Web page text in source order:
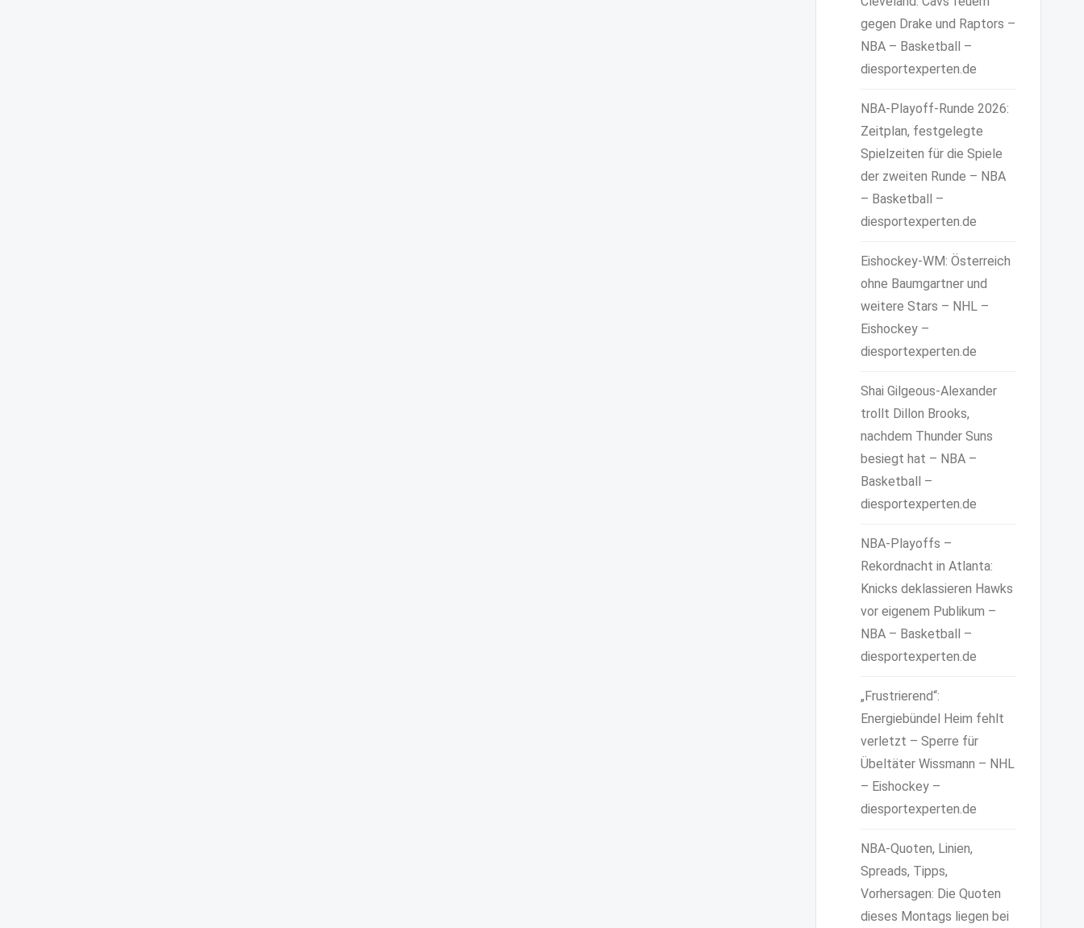
gegen Drake und Raptors –
NBA – Basketball –
diesportexperten.de
NBA-Playoff-Runde 2026:
Zeitplan, festgelegte
Spielzeiten für die Spiele
der zweiten Runde – NBA
– Basketball –
diesportexperten.de
Eishockey-WM: Österreich
ohne Baumgartner und
weitere Stars – NHL –
Eishockey –
diesportexperten.de
Shai Gilgeous-Alexander
trollt Dillon Brooks,
nachdem Thunder Suns
besiegt hat – NBA –
Basketball –
diesportexperten.de
NBA-Playoffs –
Rekordnacht in Atlanta:
Knicks deklassieren Hawks
vor eigenem Publikum –
NBA – Basketball –
diesportexperten.de
„Frustrierend“:
Energiebündel Heim fehlt
verletzt – Sperre für
Übeltäter Wissmann – NHL
– Eishockey –
diesportexperten.de
NBA-Quoten, Linien,
Spreads, Tipps,
Vorhersagen: Die Quoten
dieses Montags liegen bei